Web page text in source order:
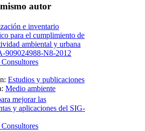
autor
e inventario
para el cumplimiento de
ambiental y urbana
909024988-N8-2012
Estudios y publicaciones
Medio ambiente
mejorar las
y aplicaciones del SIG-